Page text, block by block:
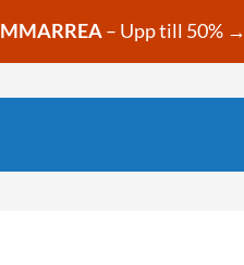
– Upp till 50% →